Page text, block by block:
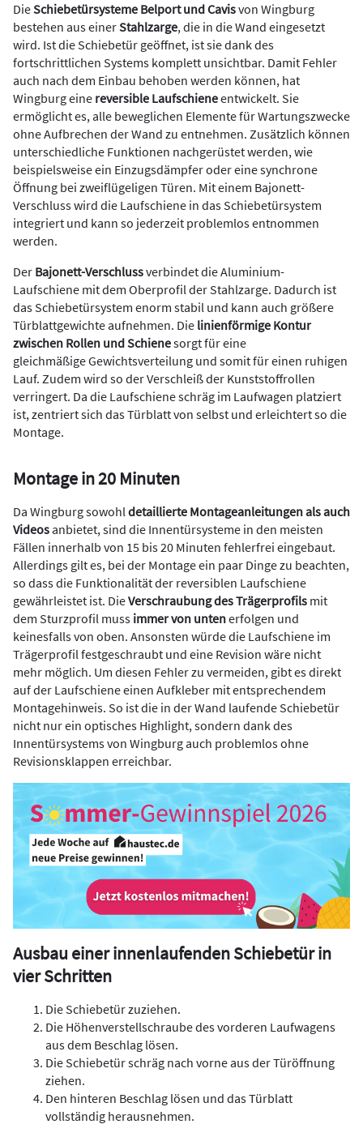
DieSchiebetürsysteme Belport und Cavisvon Wingburg
bestehen aus einerStahlzarge, die in die Wand eingesetzt
wird. Ist die Schiebetür geöffnet, ist sie dank des
fortschrittlichen Systems komplett unsichtbar. Damit Fehler
auch nach dem Einbau behoben werden können, hat
Wingburg eine reversible Laufschieneentwickelt. Sie
ermöglicht es, alle beweglichen Elemente für Wartungszwecke
ohne Aufbrechen der Wand zu entnehmen. Zusätzlich können
unterschiedliche Funktionen nachgerüstet werden, wie
beispielsweise ein Einzugsdämpfer oder eine synchrone
Öffnung bei zweiflügeligen Türen. Mit einem Bajonett-
Verschluss wird die Laufschiene in das Schiebetürsystem
integriert und kann so jederzeit problemlos entnommen
werden.
Der Bajonett-Verschlussverbindet die Aluminium-
Laufschiene mit dem Oberprofil der Stahlzarge. Dadurch ist
das Schiebetürsystem enorm stabil und kann auch größere
Türblattgewichte aufnehmen. Die linienförmige Kontur
zwischen Rollen und Schienesorgt für eine
gleichmäßige Gewichtsverteilung und somit für einen ruhigen
Lauf. Zudem wird so der Verschleiß der Kunststoffrollen
verringert. Da die Laufschiene schräg im Laufwagen platziert
ist, zentriert sich das Türblatt von selbst und erleichtert so die
Montage.
Montage in 20 Minuten
Da Wingburg sowohldetaillierte Montageanleitungen als auch
Videosanbietet, sind die Innentürsysteme in den meisten
Fällen innerhalb von 15 bis 20 Minuten fehlerfrei eingebaut.
Allerdings gilt es, bei der Montage ein paar Dinge zu beachten,
so dass die Funktionalität der reversiblen Laufschiene
gewährleistet ist. DieVerschraubung des Trägerprofils mit
dem Sturzprofil muss immer von untenerfolgen und
keinesfalls von oben. Ansonsten würde die Laufschiene im
Trägerprofil festgeschraubt und eine Revision wäre nicht
mehr möglich. Um diesen Fehler zu vermeiden, gibt es direkt
auf der Laufschiene einen Aufkleber mit entsprechendem
Montagehinweis. So ist die in der Wand laufende Schiebetür
nicht nur ein optisches Highlight, sondern dank des
Innentürsystems von Wingburg auch problemlos ohne
Revisionsklappen erreichbar.
Ausbau einer innenlaufenden Schiebetür in
vier Schritten
Die Schiebetür zuziehen.
Die Höhenverstellschraube des vorderen Laufwagens
aus dem Beschlag lösen.
Die Schiebetür schräg nach vorne aus der Türöffnung
ziehen.
Den hinteren Beschlag lösen und das Türblatt
vollständig herausnehmen.